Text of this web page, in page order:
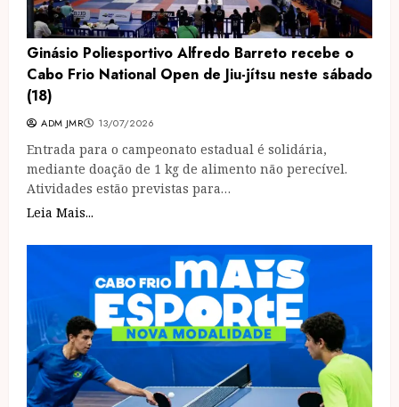
Ginásio Poliesportivo Alfredo Barreto recebe o
Cabo Frio National Open de Jiu-jítsu neste sábado
(18)
ADM JMR 13/07/2026
Entrada para o campeonato estadual é solidária,
mediante doação de 1 kg de alimento não perecível.
Atividades estão previstas para…
Leia Mais...